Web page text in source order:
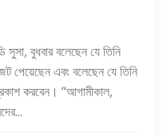
সুসা, বুধবার বলেছেন যে তিনি
পেয়েছেন এবং বলেছেন যে তিনি
করবেন। “আগামীকাল,